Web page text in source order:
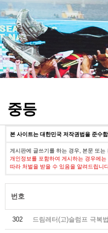
성과평가자료
급식안내
서식자료실
학부모방
정기고사 기출문
중등
본 사이트는 대한민국 저작권법을 준수
게시판에 글쓰기를 하는 경우, 본문 또
개인정보를 포함하여 게시하는 경우에
따라 처벌을 받을 수 있음을 알려드립니
번호
302 드림레터(고)슬럼프 극복법